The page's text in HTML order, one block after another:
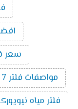
افضل
سعر
مواصفات فلتر 7 مراحل
فلتر مياه نيويوركر 7 مراحل